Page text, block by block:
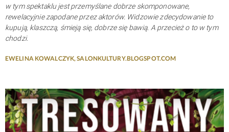
w tym spektaklu jest przemyślane dobrze skomponowane,
rewelacyjnie zapodane przez aktorów. Widzowie zdecydowanie to
kupują, klaszczą, śmieją się, dobrze się bawią. A przecież o to w tym
chodzi.
EWELINA KOWALCZYK, SALONKULTURY.BLOGSPOT.COM